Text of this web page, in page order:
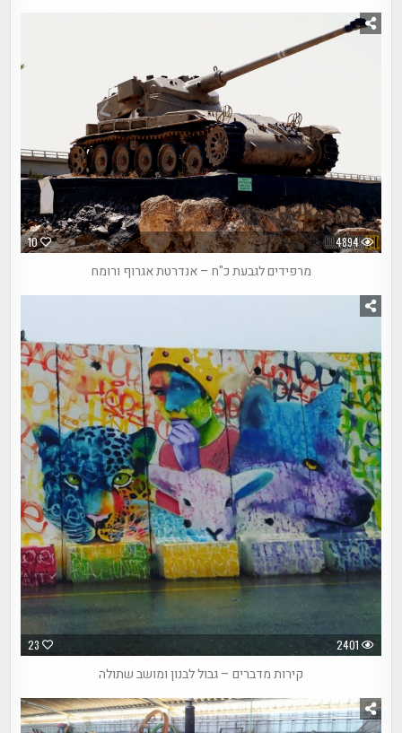
10 4894
מרפידים לגבעת כ"ח – אנדרטת אגרוף ורומח
23 2401
קירות מדברים – גבול לבנון ומושב שתולה